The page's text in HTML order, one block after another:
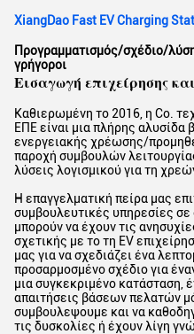
XiangDao Fast EV Charging
Προγραμματισμός/σχέδιο/
γρήγοροι
Εισαγωγή επιχείρησης
Καθιερωμένη το 2016, η Co.
ΕΠΕ είναι μια πλήρης αλυσίδα
ενεργειακής χρέωσης/
παροχή συμβουλών
λύσεις λογισμικού για τη
Η επαγγελματική πείρα μας
συμβουλευτικές υπηρεσίες
μπορούν να έχουν τις
σχετικής με το τη EV
μας για να σχεδιάζει ένα
προσαρμοσμένο σχέδιο για
μια συγκεκριμένο κατάσταση,
απαιτήσεις βάσεων πελατών
συμβουλεψουμε και να
τις δυσκολίες ή έχουν λίγη